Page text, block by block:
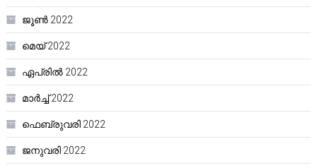
ജൂൺ 2022
മെയ്‌ 2022
ഏപ്രിൽ 2022
മാർച്ച്‌ 2022
ഫെബ്രുവരി 2022
ജനുവരി 2022